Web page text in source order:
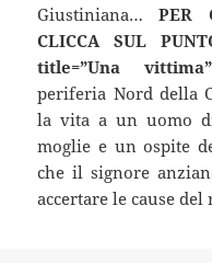
Giustiniana…PER
CLICCA SUL
title=”Una
periferia Nord della
la vita a un uomo
moglie e un ospite
che il signore
accertare le cause del